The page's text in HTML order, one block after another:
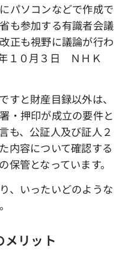
パソコンなどで作成で
も参加する有識者会議
正も視野に議論が行わ
１０月３日 ＮＨＫ
と財産目録以外は、
・押印が成立の要件と
も、公証人及び証人２
内容について確認する
管となっています。
、いったいどのような
メリット